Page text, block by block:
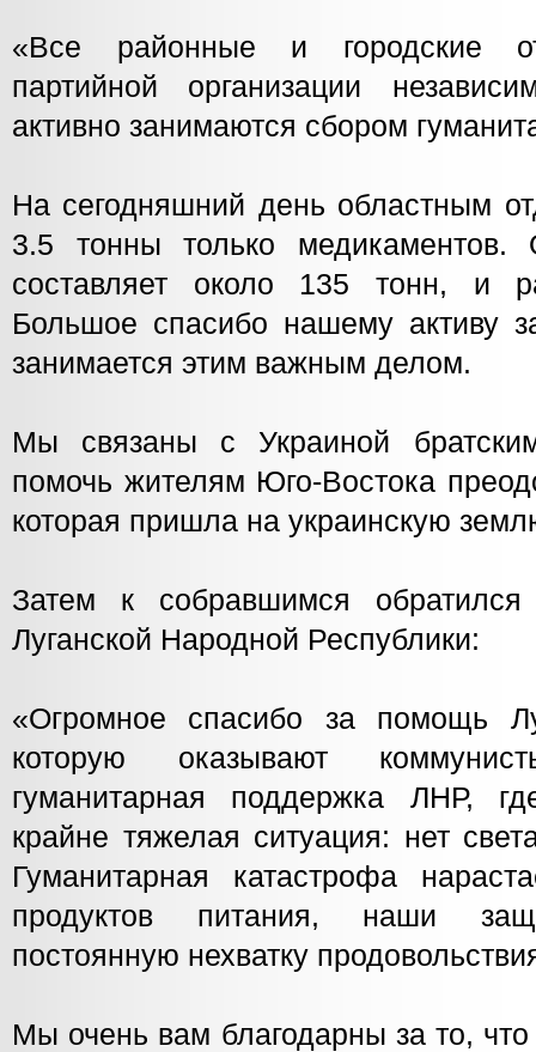
«Все районные и городские
партийной организации
активно занимаются сбором
На сегодняшний день областным
3.5 тонны только медикаментов.
составляет около 135 тонн, и
Большое спасибо нашему активу
занимается этим важным делом.
Мы связаны с Украиной
помочь жителям Юго-Востока
которая пришла на украинскую
Затем к собравшимся обратился
Луганской Народной Республики:
«Огромное спасибо за помощь
которую оказывают
гуманитарная поддержка ЛНР,
крайне тяжелая ситуация: нет
Гуманитарная катастрофа
продуктов питания, наши
постоянную нехватку
Мы очень вам благодарны за то,